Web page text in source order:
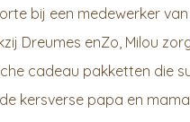
bij een medewerker
Dreumes enZo, Milou
cadeau pakketten die
kersverse papa en